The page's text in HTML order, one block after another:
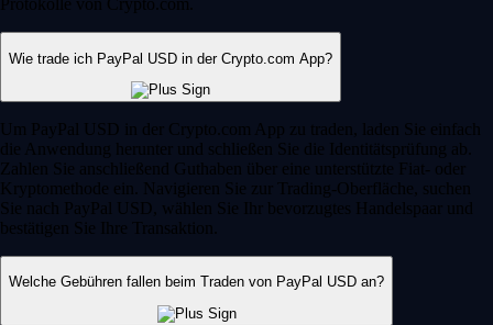
Protokolle von Crypto.com.
Wie trade ich PayPal USD in der Crypto.com App?
Um PayPal USD in der Crypto.com App zu traden, laden Sie einfach
die Anwendung herunter und schließen Sie die Identitätsprüfung ab.
Zahlen Sie anschließend Guthaben über eine unterstützte Fiat- oder
Kryptomethode ein. Navigieren Sie zur Trading-Oberfläche, suchen
Sie nach PayPal USD, wählen Sie Ihr bevorzugtes Handelspaar und
bestätigen Sie Ihre Transaktion.
Welche Gebühren fallen beim Traden von PayPal USD an?